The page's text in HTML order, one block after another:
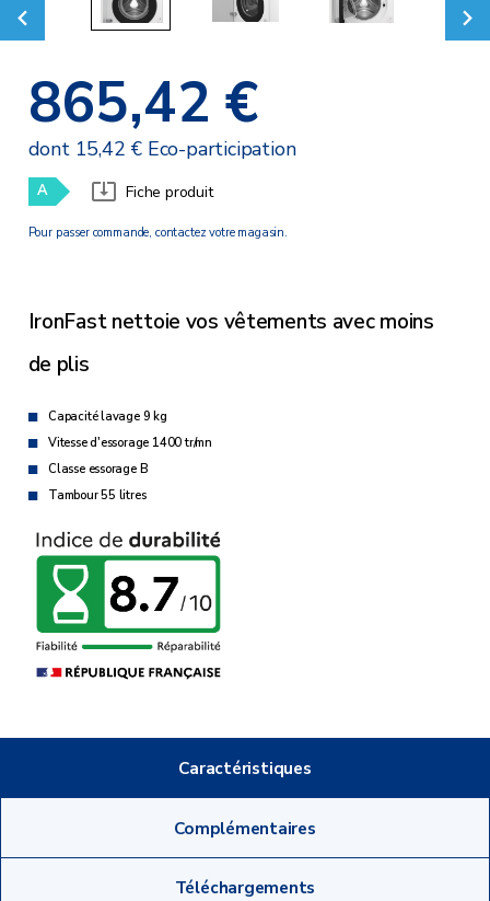
865,42 €
dont 15,42 € Eco-participation
A Fiche produit
Pour passer commande, contactez votre magasin.
IronFast nettoie vos vêtements avec moins
de plis
Capacité lavage 9 kg
Vitesse d'essorage 1400 tr/mn
Classe essorage B
Tambour 55 litres
Caractéristiques
Complémentaires
Téléchargements